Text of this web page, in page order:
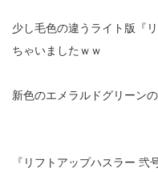
少し毛色の違うライト版『
ちゃいましたｗｗ
新色のエメラルドグリーン
『リフトアップハスラー 弐